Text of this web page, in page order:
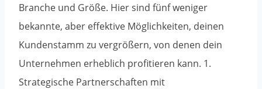
Branche und Größe. Hier sind fünf weniger
bekannte, aber effektive Möglichkeiten, deinen
Kundenstamm zu vergrößern, von denen dein
Unternehmen erheblich profitieren kann. 1.
Strategische Partnerschaften mit